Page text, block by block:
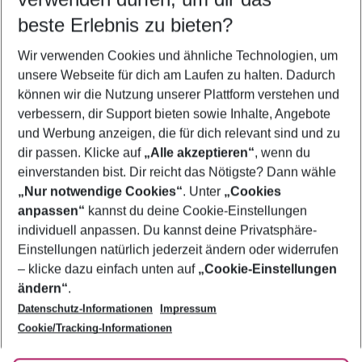
5-8 Nächte
2 Erwachsene Keine Kinder
Mehr Filter anzeigen
Footer
Footer navigation
Über uns
AGB
Bestpreisgarantie
Cookie-Einstellungen ändern
Cookie-Richtlinie
Agenturbetreuung
Barrierefreies Reisen
Folge uns
beste Erlebnis zu bieten?
Wir verwenden Cookies und ähnliche Technologien, um
unsere Webseite für dich am Laufen zu halten. Dadurch
können wir die Nutzung unserer Plattform verstehen und
verbessern, dir Support bieten sowie Inhalte, Angebote
und Werbung anzeigen, die für dich relevant sind und zu
dir passen. Klicke auf „Alle akzeptieren“, wenn du
einverstanden bist. Dir reicht das Nötigste? Dann wähle
„Nur notwendige Cookies“. Unter „Cookies
anpassen“ kannst du deine Cookie-Einstellungen
individuell anpassen. Du kannst deine Privatsphäre-
Einstellungen natürlich jederzeit ändern oder widerrufen
– klicke dazu einfach unten auf „Cookie-Einstellungen
ändern“.
Datenschutz-Informationen
Impressum
Cookie/Tracking-Informationen